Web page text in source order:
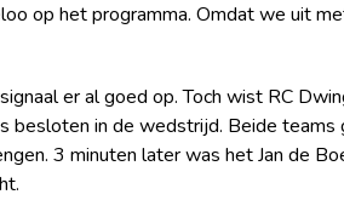
op het programma. Omdat we uit
er al goed op. Toch wist RC
in de wedstrijd. Beide
3 minuten later was het Jan de